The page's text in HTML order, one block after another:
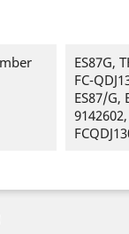
ES87G,
FC-
ES87/G,
9142602,